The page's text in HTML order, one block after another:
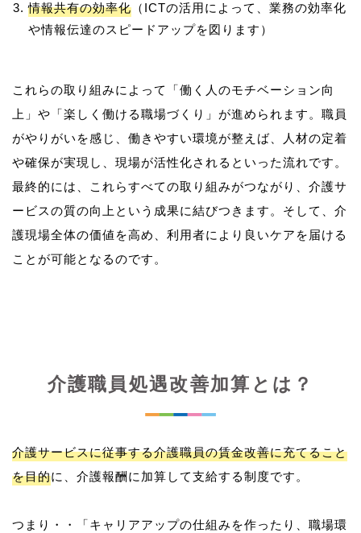
情報共有の効率化 （ICTの活用によって、業務の効率化
や情報伝達のスピードアップを図ります）
これらの取り組みによって「働く人のモチベーション向
上」や「楽しく働ける職場づくり」が進められます。職員
がやりがいを感じ、働きやすい環境が整えば、人材の定着
や確保が実現し、現場が活性化されるといった流れです。
最終的には、これらすべての取り組みがつながり、介護サ
ービスの質の向上という成果に結びつきます。そして、介
護現場全体の価値を高め、利用者により良いケアを届ける
介護職員処遇改善加算とは？
介護サービスに従事する介護職員の賃金改善に充てること
を目的に、介護報酬に加算して支給する制度です。
つまり・・「キャリアアップの仕組みを作ったり、職場環